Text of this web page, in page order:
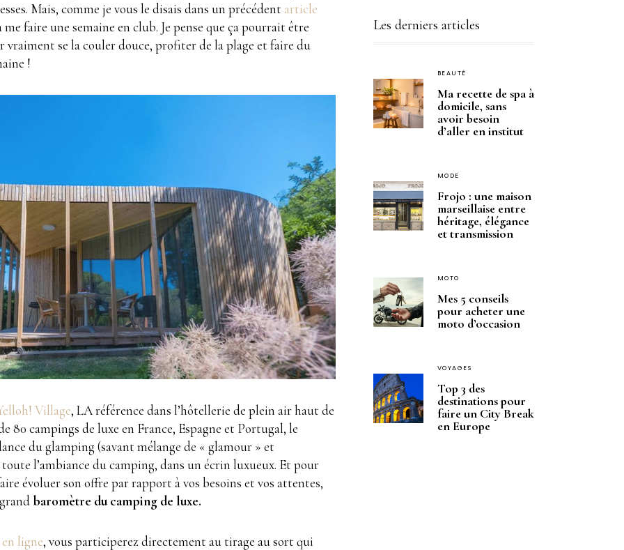
Mais, comme je vous le disais dans un précédent article
me faire une semaine en club. Je pense que ça pourrait être
se la couler douce, profiter de la plage et faire du
!
Village, LA référence dans l’hôtellerie de plein air haut de
80 campings de luxe en France, Espagne et Portugal, le
du glamping (savant mélange de « glamour » et
l’ambiance du camping, dans un écrin luxueux. Et pour
évoluer son offre par rapport à vos besoins et vos attentes,
baromètre du camping de luxe.
ligne, vous participerez directement au tirage au sort qui
Les derniers articles
BEAUTÉ
Ma recette de spa à
domicile, sans
avoir besoin
d’aller en institut
MODE
Frojo : une maison
marseillaise entre
héritage, élégance
et transmission
MOTO
Mes 5 conseils
pour acheter une
moto d’occasion
VOYAGES
Top 3 des
destinations pour
faire un City Break
en Europe